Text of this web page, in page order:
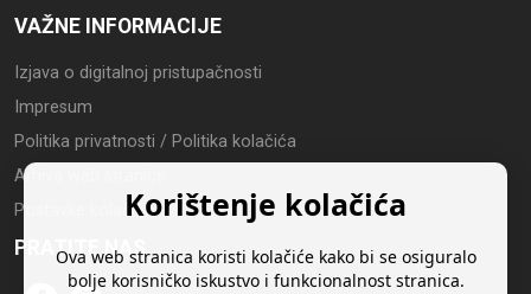
VAŽNE INFORMACIJE
Izjava o digitalnoj pristupačnosti
Impresum
Politika privatnosti / Politika kolačića
Arhiva web stranice
Postavke kolačića
PRATITE NAS
Korištenje kolačića
Ova web stranica koristi kolačiće kako bi se osiguralo
bolje korisničko iskustvo i funkcionalnost stranica.